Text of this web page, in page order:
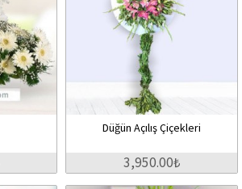
Düğün Açılış Çiçekleri
3,950.00₺